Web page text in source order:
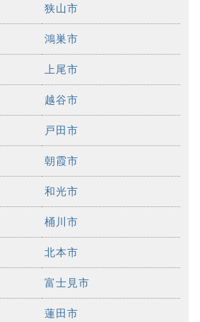
狭山市
鴻巣市
上尾市
越谷市
戸田市
朝霞市
和光市
桶川市
北本市
富士見市
蓮田市